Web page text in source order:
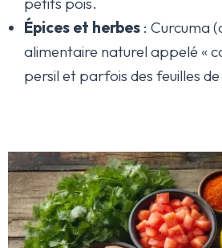
Épices et herbes : Curcuma
alimentaire naturel appelé «
persil et parfois des feuilles